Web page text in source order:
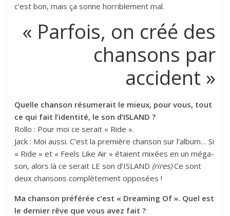
c’est bon, mais ça sonne horriblement mal.
« Parfois, on créé des
chansons par
accident »
Quelle chanson résumerait le mieux, pour vous, tout
ce qui fait l’identité, le son d’ISLAND ?
Rollo : Pour moi ce serait « Ride ».
Jack : Moi aussi. C’est la première chanson sur l’album… Si
« Ride » et « Feels Like Air » étaient mixées en un méga-
son, alors là ce serait LE son d’ISLAND (rires)Ce sont
deux chansons complètement opposées !
Ma chanson préférée c’est « Dreaming Of ». Quel est
le dernier rêve que vous avez fait ?